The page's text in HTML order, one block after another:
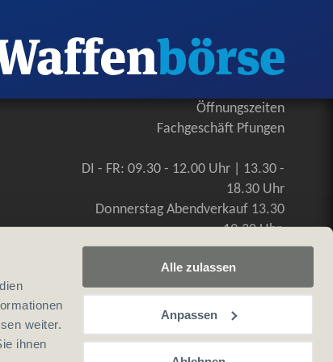
weiter.
ihnen
Alle zulassen
Anpassen
Öffnungszeiten
Fachgeschäft Pfungen
DI - FR: 09.30 - 12.00 Uhr | 13.30 -
18.30 Uhr
Donnerstag Abendverkauf 13.30
-19.30 Uhr
SA: 09.00 - 16.00 Uhr, durchgehend